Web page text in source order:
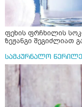
ფეხის ფრჩხილის
ზეჟანგი შეგიძლიათ
სამკურნალო